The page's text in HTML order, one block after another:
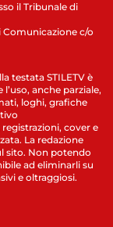
il Tribunale di
c/o
testata STILETV è
anche parziale,
loghi, grafiche
cover e
La redazione
sito. Non potendo
ad eliminarli su
e oltraggiosi.